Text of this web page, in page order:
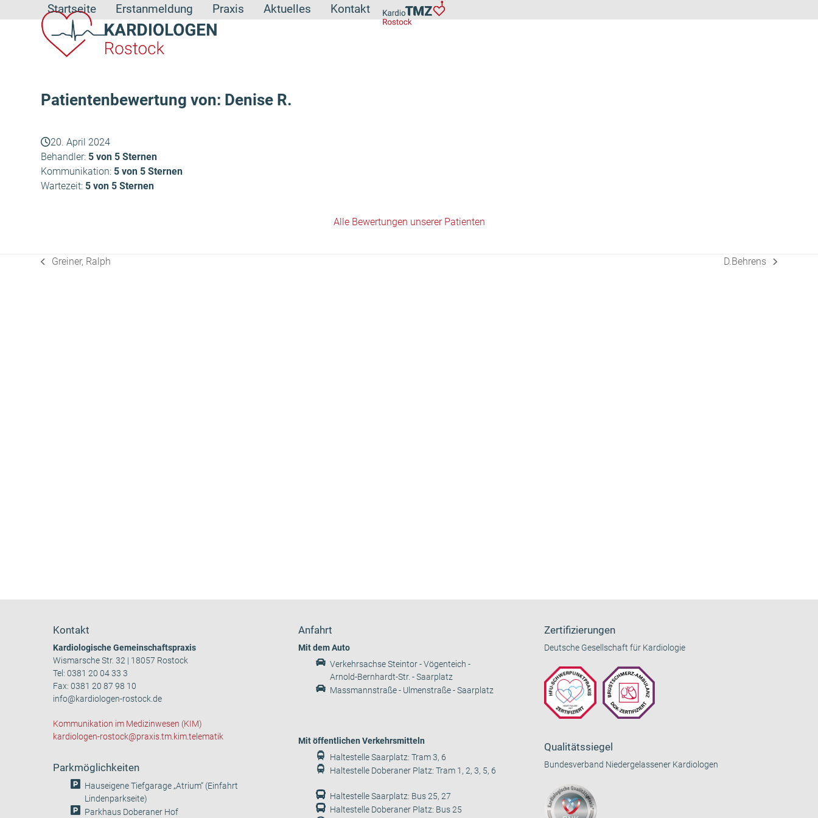
to
Startseite Erstanmeldung Praxis Aktuelles Kontakt
Patientenbewertung von: Denise R.
20. April 2024
Behandler: 5 von 5 Sternen
Kommunikation: 5 von 5 Sternen
Wartezeit: 5 von 5 Sternen
Alle Bewertungen unserer Patienten
vorheriger
Greiner, Ralph
Nächster
D.Behrens
Kontakt
Kardiologische Gemeinschaftspraxis
Wismarsche Str. 32 | 18057 Rostock
Tel:0381 20 04 33 3
Fax: 0381 20 87 98 10
info@kardiologen-rostock.de
Kommunikation im Medizinwesen (KIM)
kardiologen-rostock@praxis.tm.kim.telematik
Parkmöglichkeiten
Hauseigene Tiefgarage „Atrium“ (Einfahrt
Lindenparkseite)
Parkhaus Doberaner Hof
Anfahrt
Mit dem Auto
Verkehrsachse Steintor - Vögenteich -
Arnold-Bernhardt-Str. - Saarplatz
Massmannstraße - Ulmenstraße - Saarplatz
Mit öffentlichen Verkehrsmitteln
Haltestelle Saarplatz: Tram 3, 6
Haltestelle Doberaner Platz: Tram 1, 2, 3, 5, 6
Haltestelle Saarplatz: Bus 25, 27
Haltestelle Doberaner Platz: Bus 25
Zertifizierungen
Deutsche Gesellschaft für Kardiologie
Qualitätssiegel
Bundesverband Niedergelassener Kardiologen